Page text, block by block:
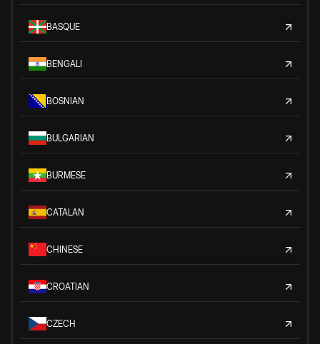
BASQUE
BENGALI
BOSNIAN
BULGARIAN
BURMESE
CATALAN
CHINESE
CROATIAN
CZECH